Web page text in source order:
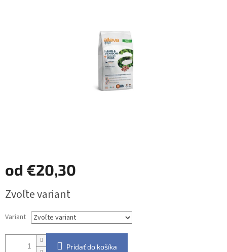
od €20,30
cena:
Zvoľte variant
Variant
Pridať do košíka